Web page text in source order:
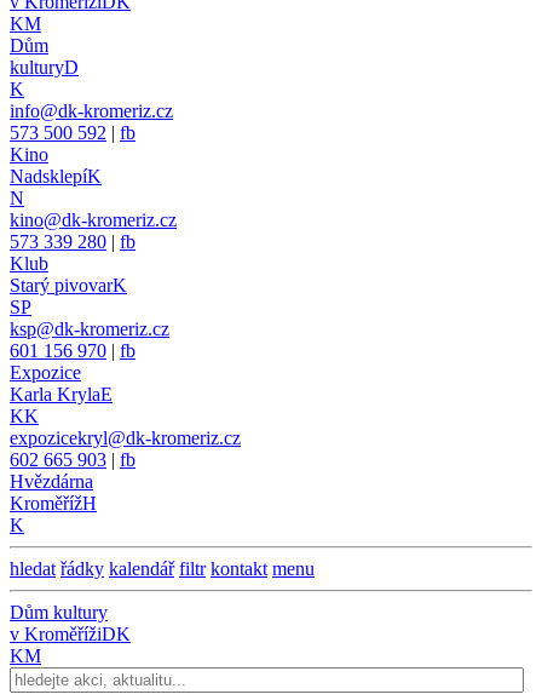
KM
Dům
kulturyD
K
info@dk-kromeriz.cz
573 500 592 | fb
Kino
NadsklepíK
N
kino@dk-kromeriz.cz
573 339 280 | fb
Klub
Starý pivovarK
SP
ksp@dk-kromeriz.cz
601 156 970 | fb
Expozice
Karla KrylaE
KK
expozicekryl@dk-kromeriz.cz
602 665 903 | fb
Hvězdárna
KroměřížH
K
hledat řádky kalendář filtr kontakt menu
Dům kultury
v KroměřížiDK
KM